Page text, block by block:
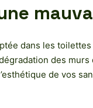
dans les
des
de vos